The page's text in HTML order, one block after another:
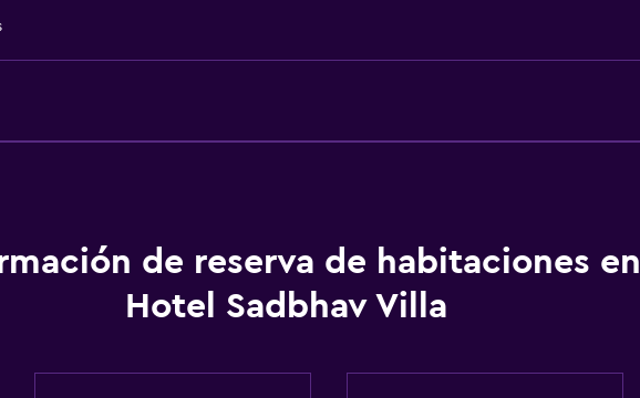
Toallas/ropa de cama (cargo adicional)
Papeleras
de reserva de habitaciones en
Hotel Sadbhav Villa